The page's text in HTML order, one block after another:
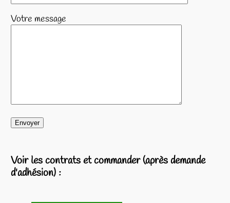
Votre message
Voir les contrats et commander (après demande
d'adhésion) :